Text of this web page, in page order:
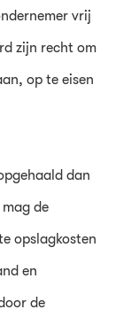
vrij
zijn recht om
op te eisen
dan
de
opslagkosten
en
de